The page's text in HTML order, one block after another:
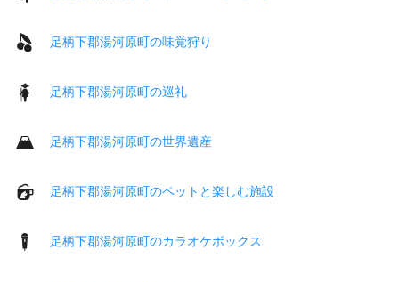
足柄下郡湯河原町の味覚狩り
足柄下郡湯河原町の巡礼
足柄下郡湯河原町の世界遺産
足柄下郡湯河原町のペットと楽しむ施設
足柄下郡湯河原町のカラオケボックス